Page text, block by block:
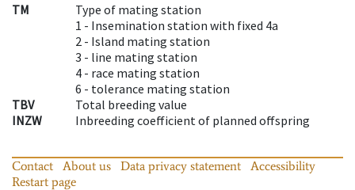
TM
Type of mating station
1 - Insemination station with fixed 4a
2 - Island mating station
3 - line mating station
4 - race mating station
6 - tolerance mating station
TBV
Total breeding value
INZW
Inbreeding coefficient of planned offspring
Contact About us Data privacy statement
Accessibility
Restart page